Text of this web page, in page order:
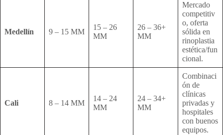
Medellín 9 – 15 MM
15 – 26
MM
26 – 36+
MM
Mercado
competitiv
o, oferta
sólida en
rinoplastia
estética/fun
cional.
Cali 8 – 14 MM
14 – 24
MM
24 – 34+
MM
Combinaci
ón de
clínicas
privadas y
hospitales
con buenos
equipos.